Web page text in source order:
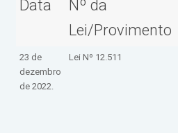
Data
Nº da
Lei/Provimento
23 de
dezembro
de 2022.
Lei Nº 12.511